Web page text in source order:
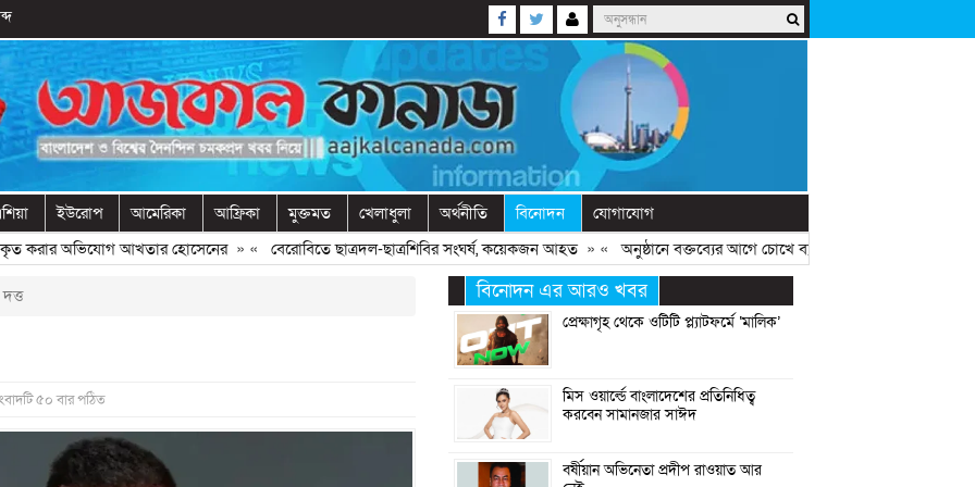
ইউরোপ আমেরিকা আফ্রিকা মুক্তমত খেলাধুলা অর্থনীতি বিনোদন যোগাযোগ
করার অভিযোগ আখতার হোসেনের» « বেরোবিতে ছাত্রদল-ছাত্রশিবির সংঘর্ষ, কয়েকজন আহত» « অনুষ্ঠানে বক্তব্যের আগে চোখে ব্যান্ডেজ বাঁধলেন নাসীরুদ্দীন
৫০ বার পঠিত
বিনোদন এর আরও খবর
প্রেক্ষাগৃহ থেকে ওটিটি প্ল্যাটফর্মে ‘মালিক’
মিস ওয়ার্ল্ডে বাংলাদেশের প্রতিনিধিত্ব
করবেন সামানজার সাঈদ
বর্ষীয়ান অভিনেতা প্রদীপ রাওয়াত আর